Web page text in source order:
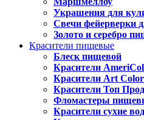
Украшения для
Свечи фейерверки
Золото и серебро
Красители пищевые
Блеск пищевой
Красители
Красители Art
Красители Топ
Фломастеры
Красители сухие